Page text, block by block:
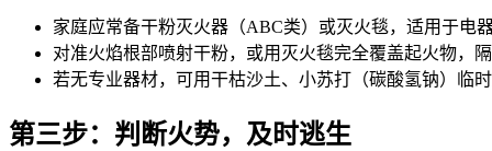
家庭应常备干粉灭火器（ABC类）或灭火毯，适用于电
对准火焰根部喷射干粉，或用灭火毯完全覆盖起火物，隔
若无专业器材，可用干枯沙土、小苏打（碳酸氢钠）临时
第三步：判断火势，及时逃生